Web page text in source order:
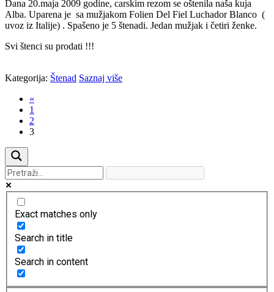
Dana 20.maja 2009 godine, carskim rezom se oštenila naša kuja
Alba. Uparena je sa mužjakom Folien Del Fiel Luchador Blanco (
uvoz iz Italije) . Spašeno je 5 štenadi. Jedan mužjak i četiri ženke.
Svi štenci su prodati !!!
Kategorija: Štenad Saznaj više
«
1
2
3
Exact matches only
Search in title
Search in content